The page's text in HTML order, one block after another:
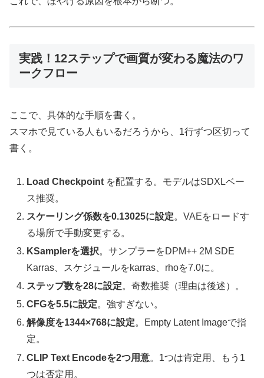
実践！12ステップで画質が変わる魔法のワ
ークフロー
ここで、具体的な手順を書く。
スマホで見ている人もいるだろうから、1行ずつ区切って
書く。
Load Checkpoint を配置する。モデルはSDXLベー
ス推奨。
スケーリング係数を0.13025に設定。VAEをロードす
る場所で手動変更する。
KSamplerを選択。サンプラーをDPM++ 2M SDE
Karras、スケジュールをkarras、rhoを7.0に。
ステップ数を28に設定。奇数推奨（理由は後述）。
CFGを5.5に設定。強すぎない。
解像度を1344×768に設定。Empty Latent Imageで指
定。
CLIP Text Encodeを2つ用意。1つは肯定用、もう1
つは否定用。